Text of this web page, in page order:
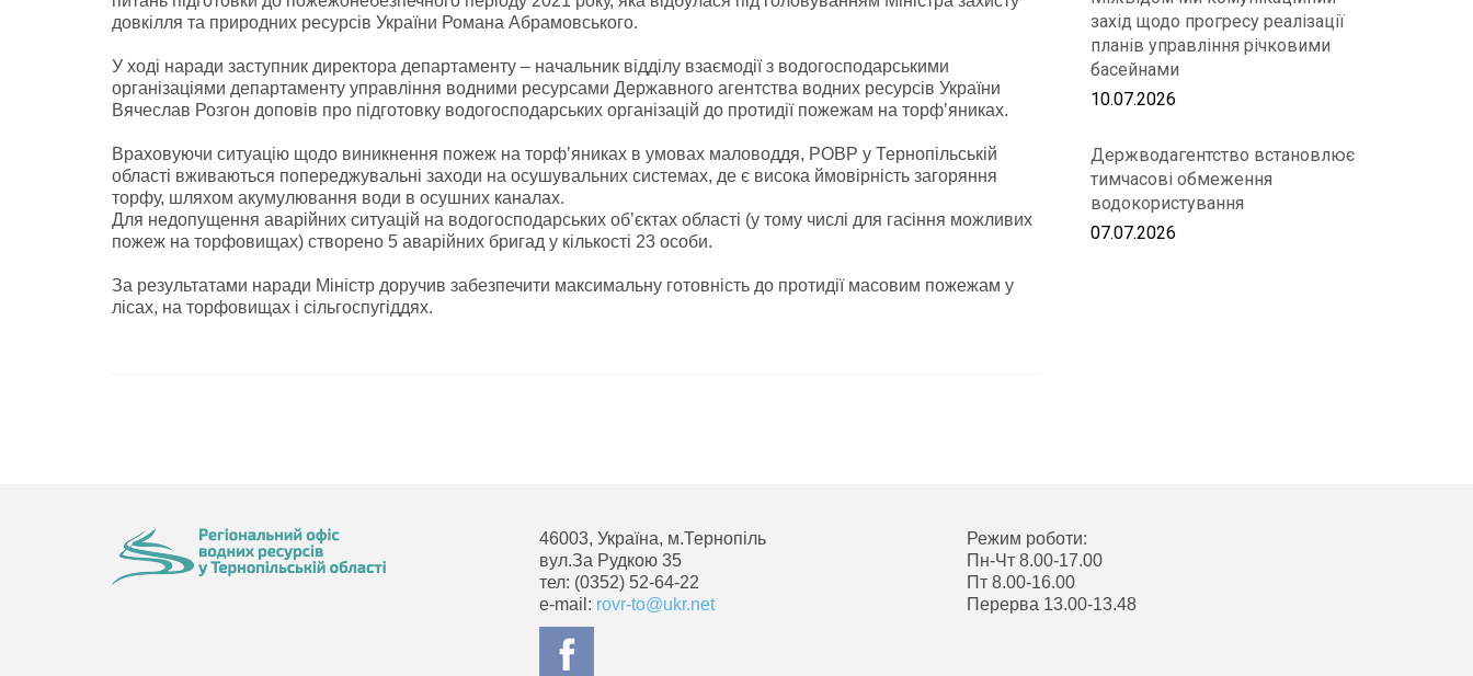
довкілля та природних ресурсів України Романа Абрамовського.
У ході наради заступник директора департаменту – начальник відділу взаємодії з водогосподарськими
організаціями департаменту управління водними ресурсами Державного агентства водних ресурсів України
Вячеслав Розгон доповів про підготовку водогосподарських організацій до протидії пожежам на торф’яниках.
Враховуючи ситуацію щодо виникнення пожеж на торф’яниках в умовах маловоддя, РОВР у Тернопільській
області вживаються попереджувальні заходи на осушувальних системах, де є висока ймовірність загоряння
торфу, шляхом акумулювання води в осушних каналах.
Для недопущення аварійних ситуацій на водогосподарських об’єктах області (у тому числі для гасіння можливих
пожеж на торфовищах) створено 5 аварійних бригад у кількості 23 особи.
За результатами наради Міністр доручив забезпечити максимальну готовність до протидії масовим пожежам у
лісах, на торфовищах і сільгоспугіддях.
захід щодо прогресу реалізації
планів управління річковими
басейнами
10.07.2026
Держводагентство встановлює
тимчасові обмеження
водокористування
07.07.2026
46003, Україна, м.Тернопіль
вул.За Рудкою 35
тел: (0352) 52-64-22
e-mail: rovr-to@ukr.net
Режим роботи:
Пн-Чт 8.00-17.00
Пт 8.00-16.00
Перерва 13.00-13.48